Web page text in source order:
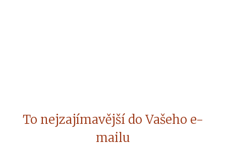
To nejzajímavější do Vašeho e-
mailu